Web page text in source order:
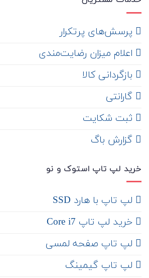
‌ پرسش‌های پرتکرار
اعلام میزان رضایت‌مندی
‌ بازگردانی کالا
گارانتی
ثبت شکایت
‌ گزارش باگ
خرید لپ تاپ استوک و نو
لپ تاپ با هارد SSD
خرید لپ تاپ Core i7
لپ تاپ صفحه لمسی
لپ تاپ گیمینگ